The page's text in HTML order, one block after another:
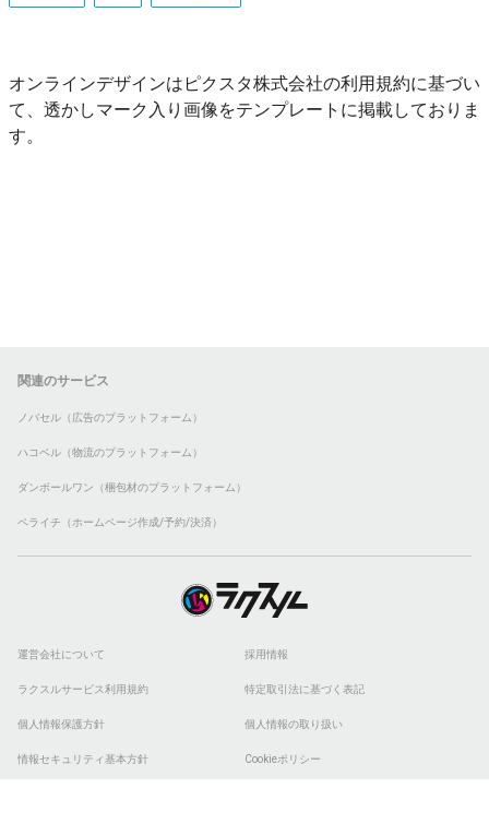
オンラインデザインはピクスタ株式会社の利用規約に基づい
て、透かしマーク入り画像をテンプレートに掲載しておりま
す。
関連のサービス
ノバセル（広告のプラットフォーム）
ハコベル（物流のプラットフォーム）
ダンボールワン（梱包材のプラットフォーム）
ペライチ（ホームページ作成/予約/決済）
運営会社について 採用情報
ラクスルサービス利用規約 特定取引法に基づく表記
個人情報保護方針 個人情報の取り扱い
情報セキュリティ基本方針 Cookieポリシー